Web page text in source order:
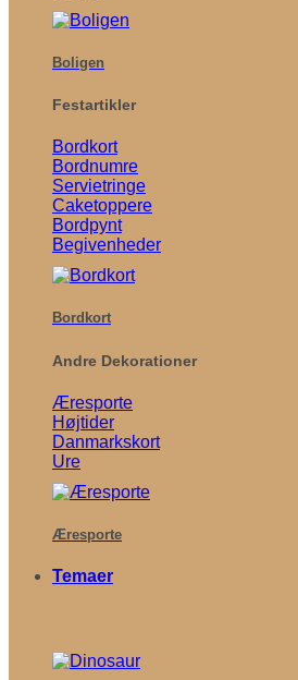
Boligen
Festartikler
Bordkort
Bordnumre
Servietringe
Caketoppere
Bordpynt
Begivenheder
Bordkort
Andre Dekorationer
Æresporte
Højtider
Danmarkskort
Ure
Æresporte
Temaer